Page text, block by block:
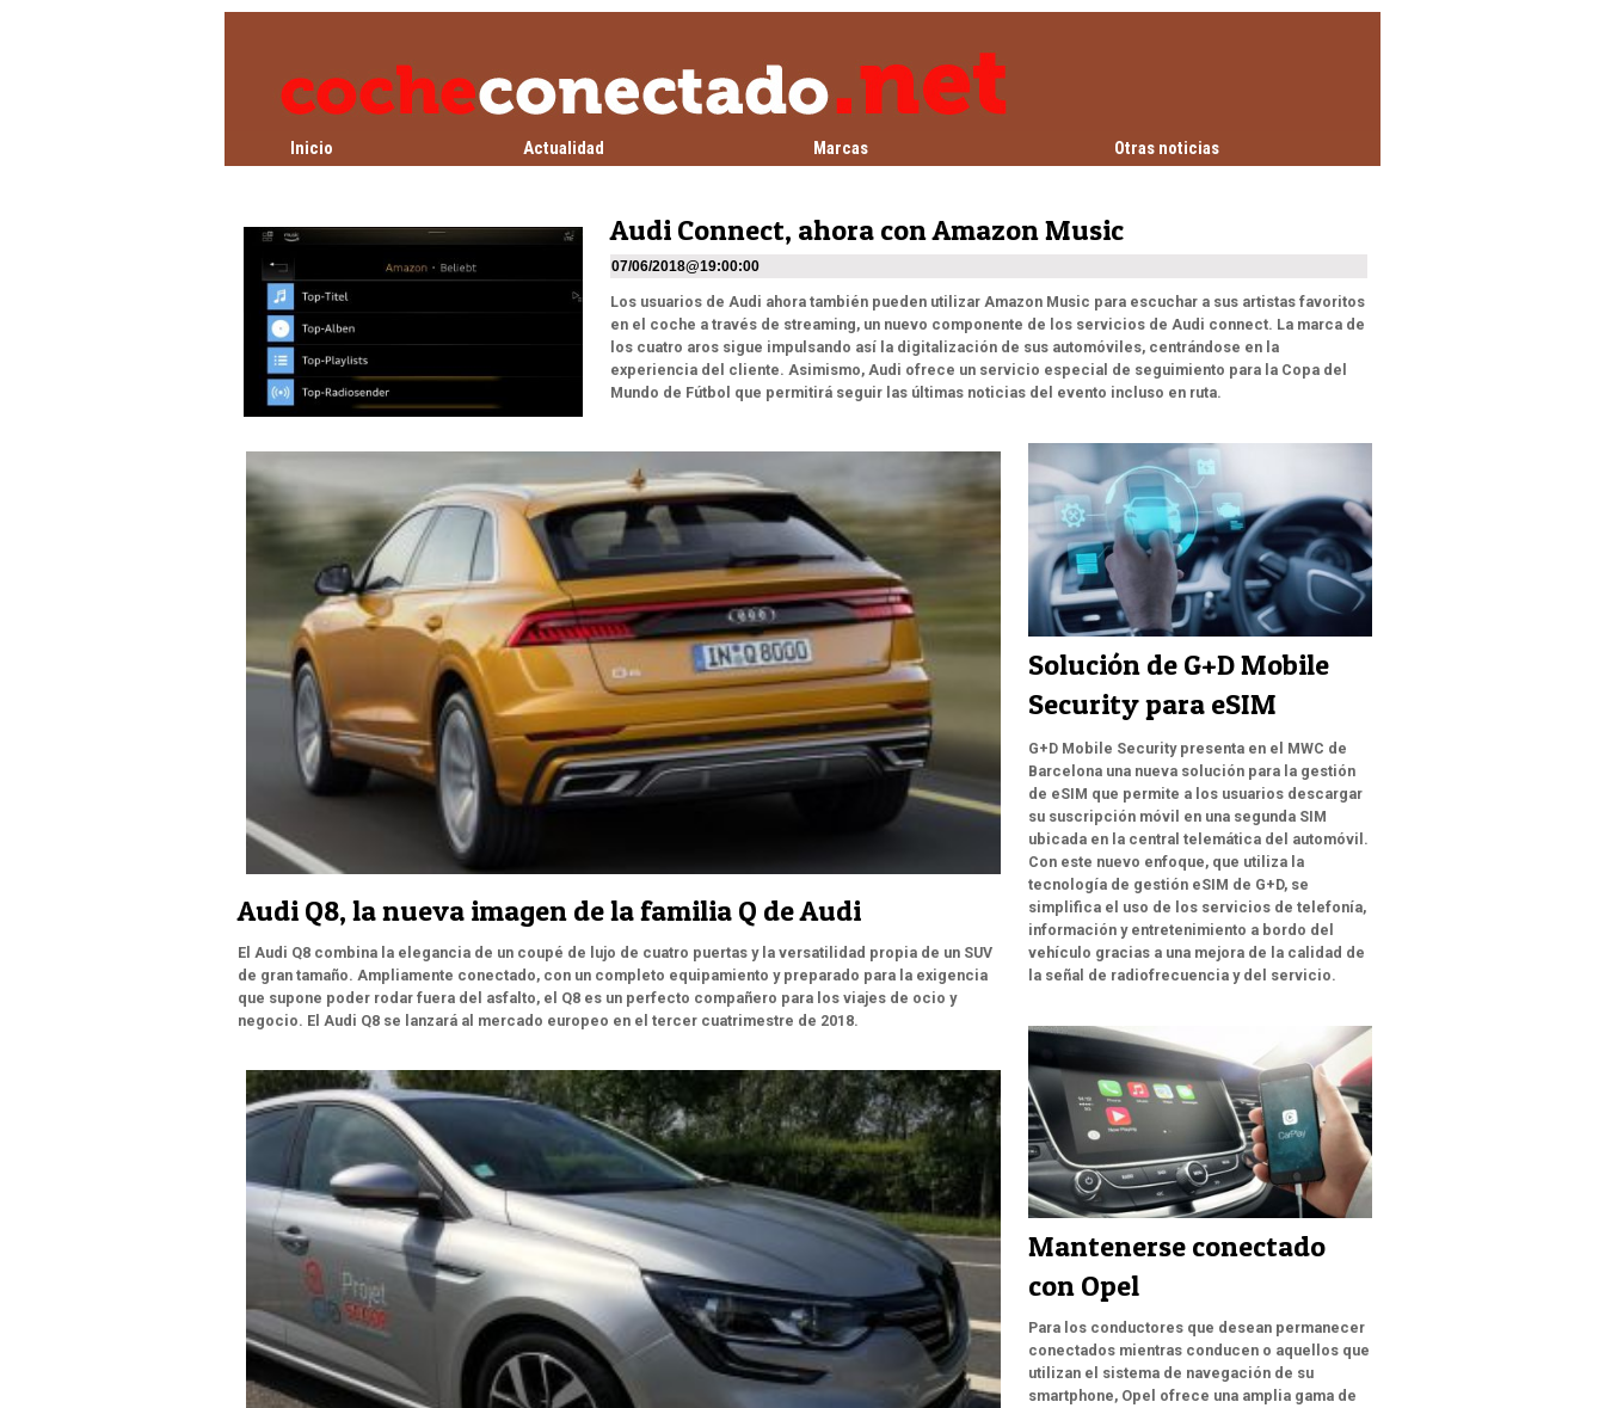
Inicio Actualidad Marcas Otras noticias
Audi Connect, ahora con Amazon Music
07/06/2018@19:00:00
Los usuarios de Audi ahora también pueden utilizar Amazon Music para escuchar a sus artistas favoritos
en el coche a través de streaming, un nuevo componente de los servicios de Audi connect. La marca de
los cuatro aros sigue impulsando así la digitalización de sus automóviles, centrándose en la
experiencia del cliente. Asimismo, Audi ofrece un servicio especial de seguimiento para la Copa del
Mundo de Fútbol que permitirá seguir las últimas noticias del evento incluso en ruta.
Audi Q8, la nueva imagen de la familia Q de Audi
El Audi Q8 combina la elegancia de un coupé de lujo de cuatro puertas y la versatilidad propia de un SUV
de gran tamaño. Ampliamente conectado, con un completo equipamiento y preparado para la exigencia
que supone poder rodar fuera del asfalto, el Q8 es un perfecto compañero para los viajes de ocio y
negocio. El Audi Q8 se lanzará al mercado europeo en el tercer cuatrimestre de 2018.
Solución de G+D Mobile
Security para eSIM
G+D Mobile Security presenta en el MWC de
Barcelona una nueva solución para la gestión
de eSIM que permite a los usuarios descargar
su suscripción móvil en una segunda SIM
ubicada en la central telemática del automóvil.
Con este nuevo enfoque, que utiliza la
tecnología de gestión eSIM de G+D, se
simplifica el uso de los servicios de telefonía,
información y entretenimiento a bordo del
vehículo gracias a una mejora de la calidad de
la señal de radiofrecuencia y del servicio.
Mantenerse conectado
con Opel
Para los conductores que desean permanecer
conectados mientras conducen o aquellos que
utilizan el sistema de navegación de su
smartphone, Opel ofrece una amplia gama de